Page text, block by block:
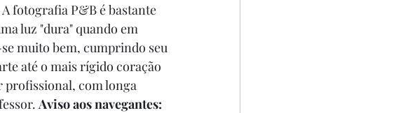
fotografia P&B é bastante
luz "dura" quando em
muito bem, cumprindo seu
até o mais rígido coração
profissional, com longa
Aviso aos navegantes: